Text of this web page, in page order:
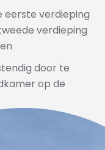
eerste verdieping
verdieping
door te
op de